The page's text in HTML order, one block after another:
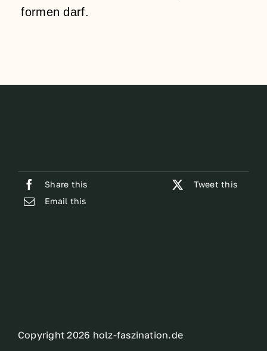
formen darf.
Share this
Tweet this
Email this
Copyright 2026 holz-faszination.de